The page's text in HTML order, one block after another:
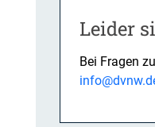
Leider
Bei Fragen